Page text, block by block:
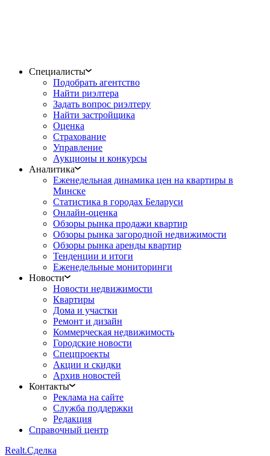
Специалисты
Подобрать агентство
Найти риэлтера
Задать вопрос риэлтеру
Найти застройщика
Оценка
Страхование
Управление
Аукционы и конкурсы
Аналитика
Еженедельная динамика цен на квартиры в
Минске
Статистика в городах Беларуси
Онлайн-оценка
Обзоры рынка продажи квартир
Обзоры рынка загородной недвижимости
Обзоры рынка аренды квартир
Тенденции и итоги
Еженедельные мониторинги
Новости
Новости недвижимости
Квартиры
Дома и участки
Ремонт и дизайн
Коммерческая недвижимость
Городские новости
Спецпроекты
Акции и скидки
Архив новостей
Контакты
Реклама на сайте
Служба поддержки
Редакция
Справочный центр
Realt.Сделка